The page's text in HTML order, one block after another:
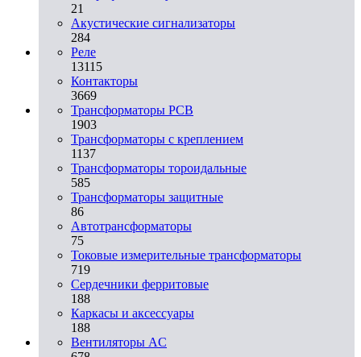
21
Акустические сигнализаторы
284
Реле
13115
Контакторы
3669
Трансформаторы PCB
1903
Трансформаторы с креплением
1137
Трансформаторы тороидальные
585
Трансформаторы защитные
86
Автотрансформаторы
75
Токовые измерительные трансформаторы
719
Сердечники ферритовые
188
Каркасы и аксессуары
188
Вентиляторы AC